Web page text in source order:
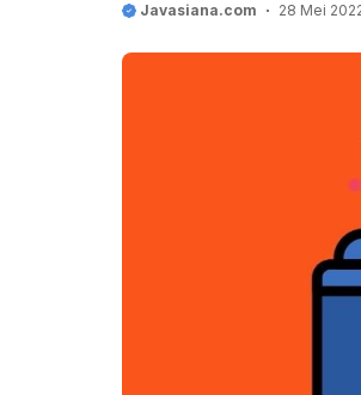
Javasiana.com 28 Mei